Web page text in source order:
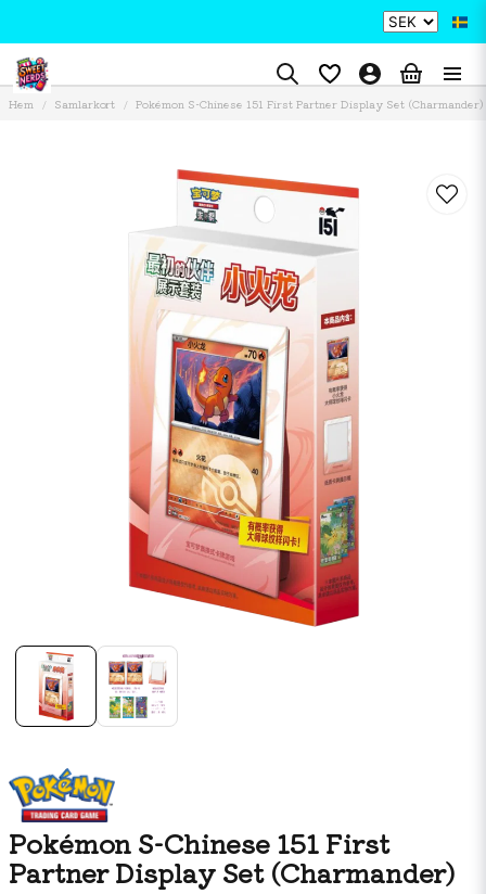
Hem Samlarkort Pokémon S-Chinese 151 First Partner Display Set (Charmander)
Pokémon S-Chinese 151 First
Partner Display Set (Charmander)